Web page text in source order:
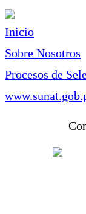
Inicio
Sobre Nosotros
Procesos de